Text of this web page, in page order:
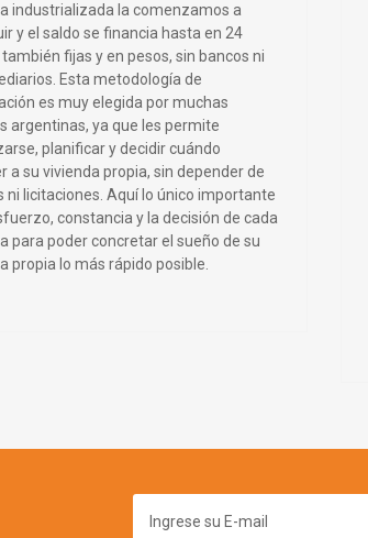
industrializada la comenzamos a
y el saldo se financia hasta en 24
fijas y en pesos, sin bancos ni
Esta metodología de
es muy elegida por muchas
argentinas, ya que les permite
planificar y decidir cuándo
a su vivienda propia, sin depender de
ni licitaciones. Aquí lo único importante
constancia y la decisión de cada
para poder concretar el sueño de su
propia lo más rápido posible.